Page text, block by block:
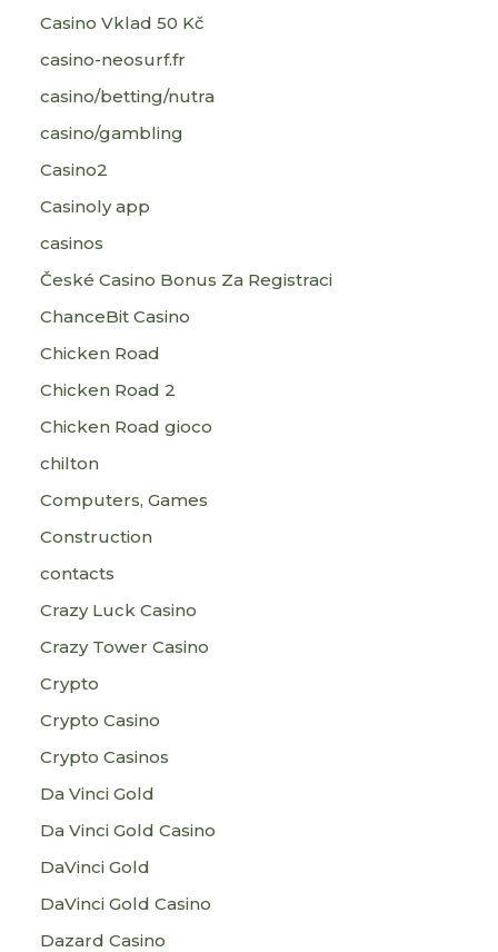
Casino Vklad 50 Kč
casino-neosurf.fr
casino/betting/nutra
casino/gambling
Casino2
Casinoly app
casinos
České Casino Bonus Za Registraci
ChanceBit Casino
Chicken Road
Chicken Road 2
Chicken Road gioco
chilton
Computers, Games
Construction
contacts
Crazy Luck Casino
Crazy Tower Сasino
Crypto
Crypto Casino
Crypto Casinos
Da Vinci Gold
Da Vinci Gold Casino
DaVinci Gold
DaVinci Gold Casino
Dazard Casino